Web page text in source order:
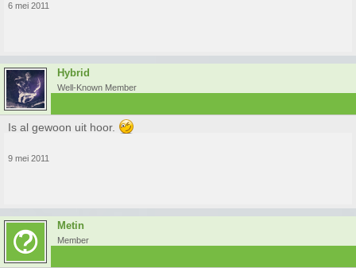
6 mei 2011
Hybrid
Well-Known Member
Is al gewoon uit hoor.
9 mei 2011
Metin
Member